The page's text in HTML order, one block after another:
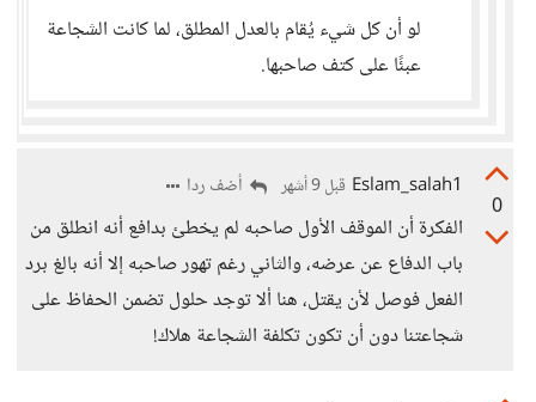
لو أن كل شيء يُقام بالعدل المطلق، لما كانت الشجاعة
عبئًا على كتف صاحبها.
0
Eslam_salah1 قبل 9 أشهر أضف ردا
الفكرة أن الموقف الأول صاحبه لم يخطئ بدافع أنه انطلق من
باب الدفاع عن عرضه، والثاني رغم تهور صاحبه إلا أنه بالغ برد
الفعل فوصل لأن يقتل، هنا ألا توجد حلول تضمن الحفاظ على
شجاعتنا دون أن تكون تكلفة الشجاعة هلاك!